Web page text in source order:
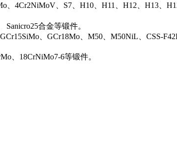
4Cr2NiMoV、S7、H10、H11、H12、H13、
Sanicro25合金等锻件。
、GCr18Mo、M50、M50NiL、CSS-
、18CrNiMo7-6等锻件。